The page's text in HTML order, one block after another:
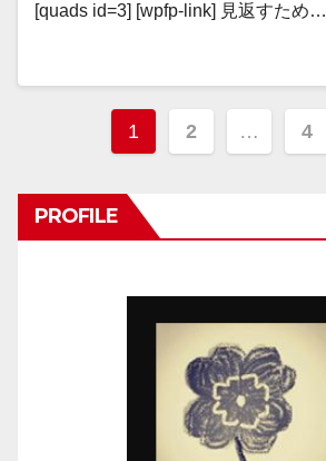
[quads id=3] [wpfp-link] 見返すため…
投
ナ
1 2 … 4
PROFILE